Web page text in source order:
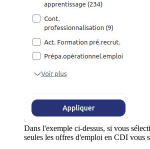
Dans l'exemple ci-dessus, si vous
seules les offres d'emploi en CDI vous